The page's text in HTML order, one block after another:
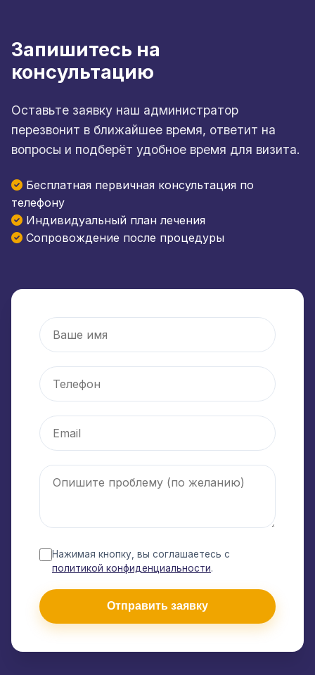
Запишитесь на
консультацию
Оставьте заявку наш администратор
перезвонит в ближайшее время, ответит на
вопросы и подберёт удобное время для визита.
Бесплатная первичная консультация по
телефону
Индивидуальный план лечения
Сопровождение после процедуры
Нажимая кнопку, вы соглашаетесь с
политикой конфиденциальности.
Отправить заявку